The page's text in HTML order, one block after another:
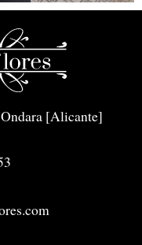
[Alicante]